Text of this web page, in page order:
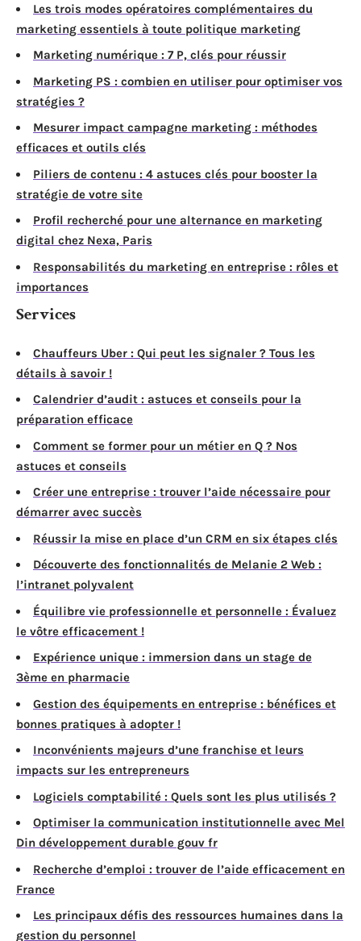
Les trois modes opératoires complémentaires du
marketing essentiels à toute politique marketing
Marketing numérique : 7 P, clés pour réussir
Marketing PS : combien en utiliser pour optimiser vos
stratégies ?
Mesurer impact campagne marketing : méthodes
efficaces et outils clés
Piliers de contenu : 4 astuces clés pour booster la
stratégie de votre site
Profil recherché pour une alternance en marketing
digital chez Nexa, Paris
Responsabilités du marketing en entreprise : rôles et
importances
Services
Chauffeurs Uber : Qui peut les signaler ? Tous les
détails à savoir !
Calendrier d’audit : astuces et conseils pour la
préparation efficace
Comment se former pour un métier en Q ? Nos
astuces et conseils
Créer une entreprise : trouver l’aide nécessaire pour
démarrer avec succès
Réussir la mise en place d’un CRM en six étapes clés
Découverte des fonctionnalités de Melanie 2 Web :
l’intranet polyvalent
Équilibre vie professionnelle et personnelle : Évaluez
le vôtre efficacement !
Expérience unique : immersion dans un stage de
3ème en pharmacie
Gestion des équipements en entreprise : bénéfices et
bonnes pratiques à adopter !
Inconvénients majeurs d’une franchise et leurs
impacts sur les entrepreneurs
Logiciels comptabilité : Quels sont les plus utilisés ?
Optimiser la communication institutionnelle avec Mel
Din développement durable gouv fr
Recherche d’emploi : trouver de l’aide efficacement en
France
Les principaux défis des ressources humaines dans la
gestion du personnel